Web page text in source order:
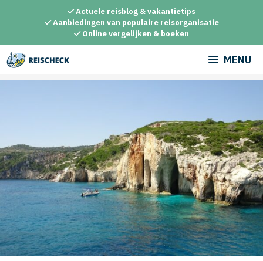
inhoud
Actuele reisblog & vakantietips
Aanbiedingen van populaire reisorganisatie
Online vergelijken & boeken
MENU